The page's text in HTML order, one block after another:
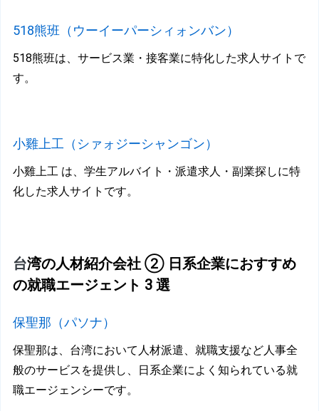
518熊班（ウーイーパーシィォンバン）
518熊班は、サービス業・接客業に特化した求人サイトで
す。
小雞上工（シァォジーシャンゴン）
小雞上工 は、学生アルバイト・派遣求人・副業探しに特
化した求人サイトです。
台湾の人材紹介会社 ② 日系企業におすすめ
の就職エージェント 3 選
保聖那（パソナ）
保聖那は、台湾において人材派遣、就職支援など人事全
般のサービスを提供し、日系企業によく知られている就
職エージェンシーです。